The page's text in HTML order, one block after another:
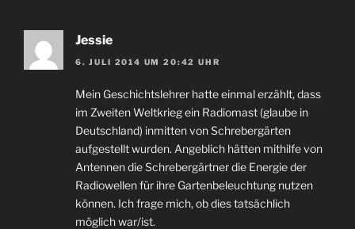
Jessie
6. JULI 2014 UM 20:42 UHR
Mein Geschichtslehrer hatte einmal erzählt, dass
im Zweiten Weltkrieg ein Radiomast (glaube in
Deutschland) inmitten von Schrebergärten
aufgestellt wurden. Angeblich hätten mithilfe von
Antennen die Schrebergärtner die Energie der
Radiowellen für ihre Gartenbeleuchtung nutzen
können. Ich frage mich, ob dies tatsächlich
möglich war/ist.